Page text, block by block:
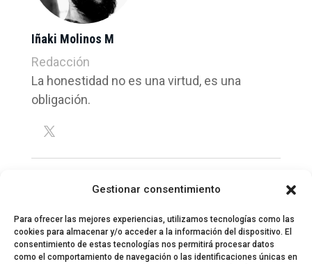
Gestionar consentimiento
Para ofrecer las mejores experiencias, utilizamos tecnologías como las
cookies para almacenar y/o acceder a la información del dispositivo. El
consentimiento de estas tecnologías nos permitirá procesar datos
como el comportamiento de navegación o las identificaciones únicas en
Iñaki Molinos M
Redacción
La honestidad no es una virtud, es una
obligación.